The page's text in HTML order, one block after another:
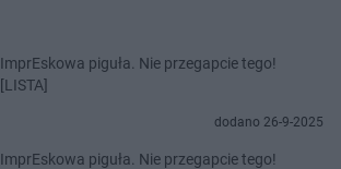
ImprEskowa piguła. Nie przegapcie tego!
[LISTA]
dodano 26-9-2025
ImprEskowa piguła. Nie przegapcie tego!